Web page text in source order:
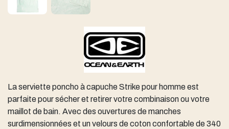
La serviette poncho à capuche Strike pour homme est
parfaite pour sécher et retirer votre combinaison ou votre
maillot de bain. Avec des ouvertures de manches
surdimensionnées et un velours de coton confortable de 340